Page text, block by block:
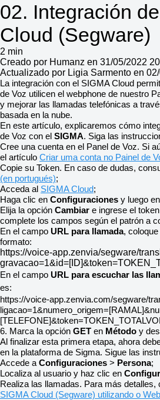
02. Integración
Cloud (Segware)
2 min
Creado por Humanz en 31/05/2022
Actualizado por Ligia Sarmento en
La integración con el SIGMA Cloud
de Voz utilicen el webphone de nuestro
y mejorar las llamadas telefónicas a
basada en la nube.
En este artículo, explicaremos cómo
de Voz con el SIGMA. Siga las
Cree una cuenta en el Panel de Voz. Si
el artículo Criar uma conta no Painel de
Copie su Token. En caso de dudas,
(en portugués);
Acceda al SIGMA Cloud;
Haga clic en Configuraciones y luego en
Elija la opción Cambiar e ingrese el
complete los campos según el patrón a
En el campo URL para llamada,
formato:
https://voice-app.zenvia/segware/
En el campo URL para escuchar las
es:
https://voice-app.zenvia.com/segware/
6. Marca la opción GET en Método y
Al finalizar esta primera etapa, ahora
en la plataforma de Sigma. Sigue las
Accede a Configuraciones > Persona;
Localiza al usuario y haz clic en
Realiza las llamadas. Para más detalles,
SIGMA Cloud (Segware) utilizando o